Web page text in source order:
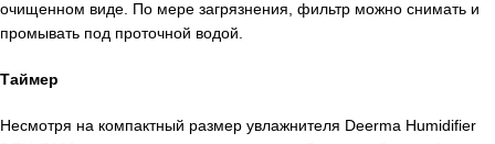
очищенном виде. По мере загрязнения, фильтр можно снимать и
промывать под проточной водой.
Таймер
Несмотря на компактный размер увлажнителя Deerma Humidifier